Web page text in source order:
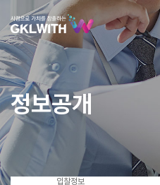
정보공개
입찰정보